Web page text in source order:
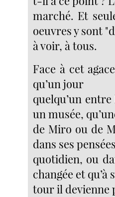
marché. Et
oeuvres y sont
à voir, à tous.
Face à cet
qu’un jour
quelqu’un
un musée,
de Miro ou de
dans ses
quotidien, ou
changée et qu’à
tour il devienne